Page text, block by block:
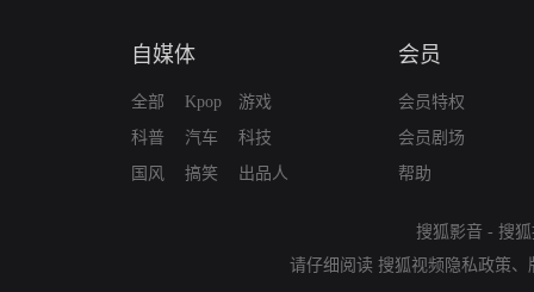
自媒体
全部
科普
国风
Kpop
汽车
搞笑
游戏
科技
出品人
会员
会员特权
会员剧场
帮助
搜狐影音 - 搜
请仔细阅读 搜狐视频隐私政策、